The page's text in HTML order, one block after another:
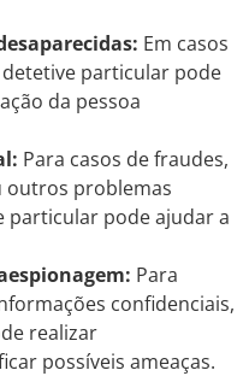
Em casos
particular pode
da pessoa
Para casos de fraudes,
outros problemas
particular pode ajudar a
Para
confidenciais,
realizar
possíveis ameaças.